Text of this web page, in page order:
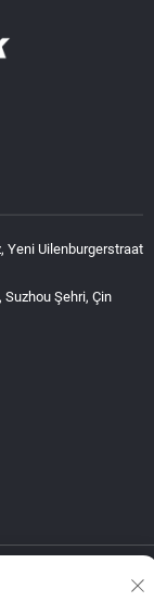
Yeni Uilenburgerstraat
Şehri, Çin